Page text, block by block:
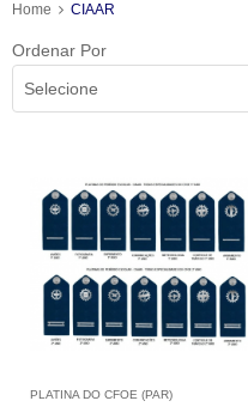
Home CIAAR
Ordenar Por
Selecione
PLATINA DO CFOE (PAR)